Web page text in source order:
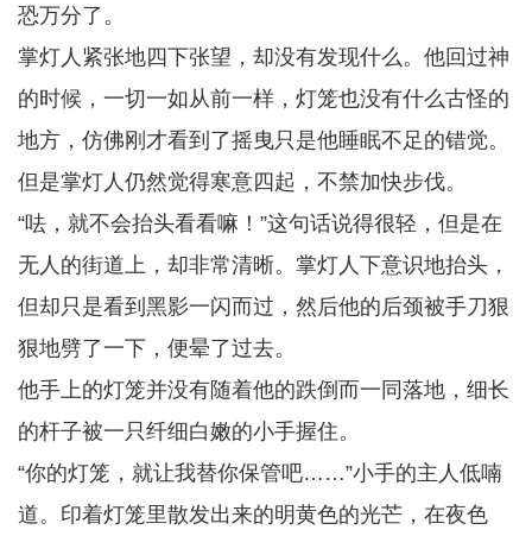
恐万分了。
掌灯人紧张地四下张望，却没有发现什么。他回过神
的时候，一切一如从前一样，灯笼也没有什么古怪的
地方，仿佛刚才看到了摇曳只是他睡眠不足的错觉。
但是掌灯人仍然觉得寒意四起，不禁加快步伐。
“呿，就不会抬头看看嘛！”这句话说得很轻，但是在
无人的街道上，却非常清晰。掌灯人下意识地抬头，
但却只是看到黑影一闪而过，然后他的后颈被手刀狠
狠地劈了一下，便晕了过去。
他手上的灯笼并没有随着他的跌倒而一同落地，细长
的杆子被一只纤细白嫩的小手握住。
“你的灯笼，就让我替你保管吧……”小手的主人低喃
道。印着灯笼里散发出来的明黄色的光芒，在夜色